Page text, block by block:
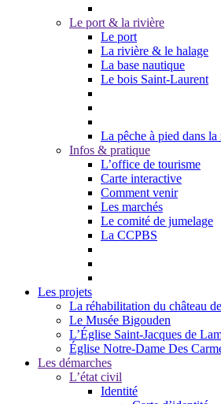
Le port & la rivière
Le port
La rivière & le halage
La base nautique
Le bois Saint-Laurent
La pêche à pied dans
Infos & pratique
L’office de tourisme
Carte interactive
Comment venir
Les marchés
Le comité de jumelage
La CCPBS
Les projets
La réhabilitation du château
Le Musée Bigouden
L’Église Saint-Jacques de
Église Notre-Dame Des
Les démarches
L’état civil
Identité